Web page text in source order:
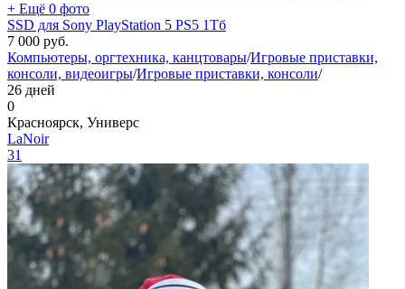
+ Ещё 0 фото
SSD для Sony PlayStation 5 PS5 1Тб
7 000 руб.
Компьютеры, оргтехника, канцтовары/Игровые приставки,
консоли, видеоигры/Игровые приставки, консоли/
26 дней
0
Красноярск, Универс
LaNoir
31